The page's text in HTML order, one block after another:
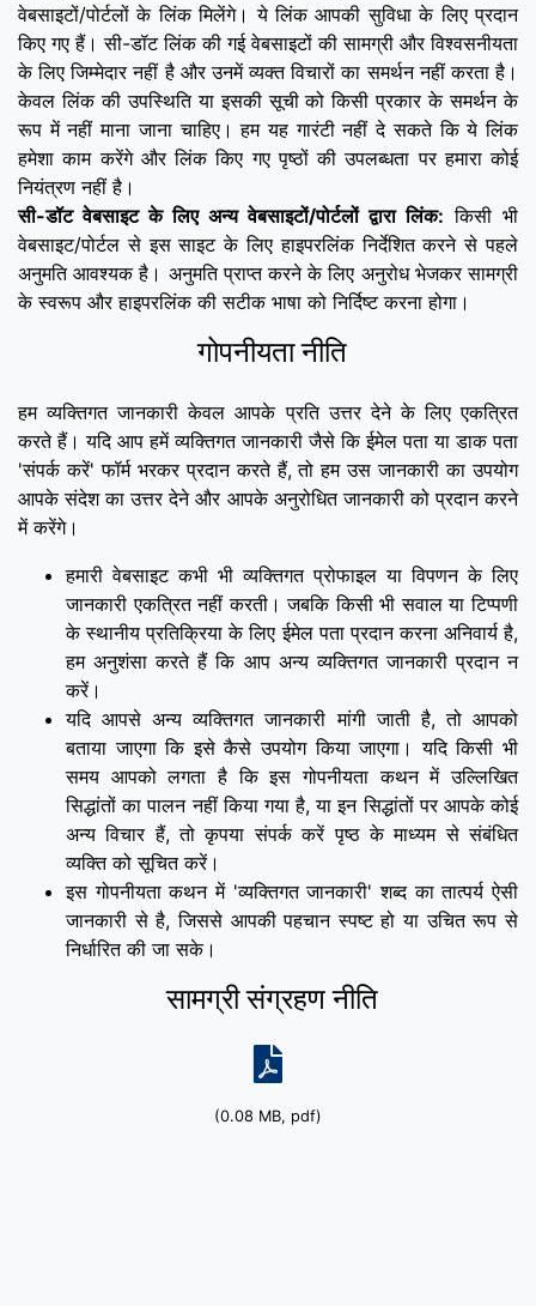
वेबसाइटों/पोर्टलों के लिंक मिलेंगे। ये लिंक आपकी सुविधा के लिए प्रदान
किए गए हैं। सी-डॉट लिंक की गई वेबसाइटों की सामग्री और विश्वसनीयता
के लिए जिम्मेदार नहीं है और उनमें व्यक्त विचारों का समर्थन नहीं करता है।
केवल लिंक की उपस्थिति या इसकी सूची को किसी प्रकार के समर्थन के
रूप में नहीं माना जाना चाहिए। हम यह गारंटी नहीं दे सकते कि ये लिंक
हमेशा काम करेंगे और लिंक किए गए पृष्ठों की उपलब्धता पर हमारा कोई
नियंत्रण नहीं है।
सी-डॉट वेबसाइट के लिए अन्य वेबसाइटों/पोर्टलों द्वारा लिंक: किसी भी
वेबसाइट/पोर्टल से इस साइट के लिए हाइपरलिंक निर्देशित करने से पहले
अनुमति आवश्यक है। अनुमति प्राप्त करने के लिए अनुरोध भेजकर सामग्री
के स्वरूप और हाइपरलिंक की सटीक भाषा को निर्दिष्ट करना होगा।
गोपनीयता नीति
हम व्यक्तिगत जानकारी केवल आपके प्रति उत्तर देने के लिए एकत्रित
करते हैं। यदि आप हमें व्यक्तिगत जानकारी जैसे कि ईमेल पता या डाक पता
'संपर्क करें' फॉर्म भरकर प्रदान करते हैं, तो हम उस जानकारी का उपयोग
आपके संदेश का उत्तर देने और आपके अनुरोधित जानकारी को प्रदान करने
में करेंगे।
हमारी वेबसाइट कभी भी व्यक्तिगत प्रोफाइल या विपणन के लिए
जानकारी एकत्रित नहीं करती। जबकि किसी भी सवाल या टिप्पणी
के स्थानीय प्रतिक्रिया के लिए ईमेल पता प्रदान करना अनिवार्य है,
हम अनुशंसा करते हैं कि आप अन्य व्यक्तिगत जानकारी प्रदान न
करें।
यदि आपसे अन्य व्यक्तिगत जानकारी मांगी जाती है, तो आपको
बताया जाएगा कि इसे कैसे उपयोग किया जाएगा। यदि किसी भी
समय आपको लगता है कि इस गोपनीयता कथन में उल्लिखित
सिद्धांतों का पालन नहीं किया गया है, या इन सिद्धांतों पर आपके कोई
अन्य विचार हैं, तो कृपया संपर्क करें पृष्ठ के माध्यम से संबंधित
व्यक्ति को सूचित करें।
इस गोपनीयता कथन में 'व्यक्तिगत जानकारी' शब्द का तात्पर्य ऐसी
जानकारी से है, जिससे आपकी पहचान स्पष्ट हो या उचित रूप से
निर्धारित की जा सके।
सामग्री संग्रहण नीति
(0.08 MB, pdf)